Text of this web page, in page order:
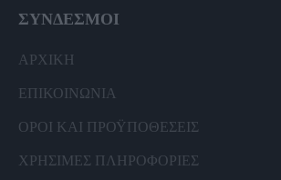
ΣΥΝΔΕΣΜΟΙ
ΑΡΧΙΚΗ
ΕΠΙΚΟΙΝΩΝΙΑ
ΟΡΟΙ ΚΑΙ ΠΡΟΫΠΟΘΕΣΕΙΣ
ΧΡΗΣΙΜΕΣ ΠΛΗΡΟΦΟΡΙΕΣ